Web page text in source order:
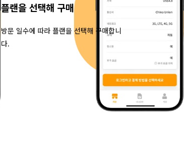
플랜을 선택해 구매
방문 일수에 따라 플랜을 선택해 구매합니
다.